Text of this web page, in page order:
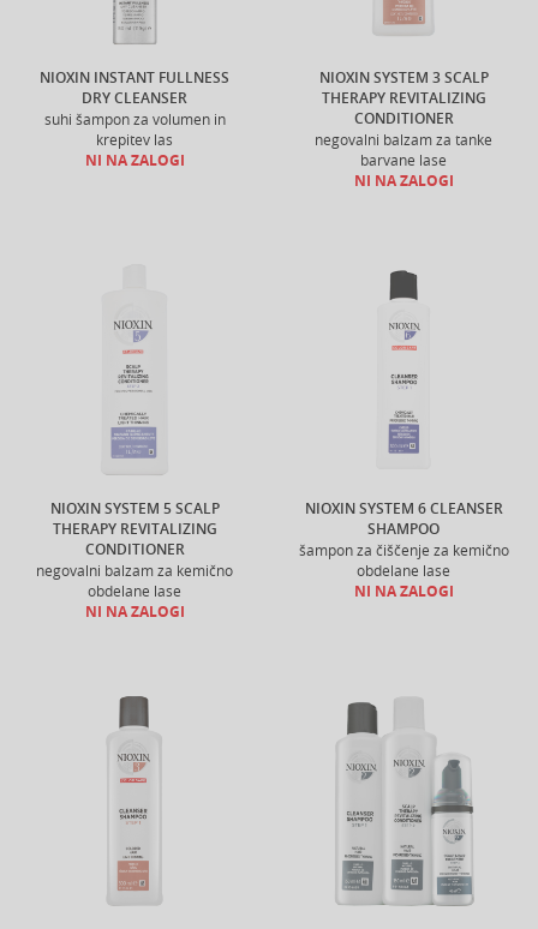
NIOXIN INSTANT FULLNESS
DRY CLEANSER
suhi šampon za volumen in
krepitev las
NI NA ZALOGI
NIOXIN SYSTEM 3 SCALP
THERAPY REVITALIZING
CONDITIONER
negovalni balzam za tanke
barvane lase
NI NA ZALOGI
NIOXIN SYSTEM 5 SCALP
THERAPY REVITALIZING
CONDITIONER
negovalni balzam za kemično
obdelane lase
NI NA ZALOGI
NIOXIN SYSTEM 6 CLEANSER
SHAMPOO
šampon za čiščenje za kemično
obdelane lase
NI NA ZALOGI